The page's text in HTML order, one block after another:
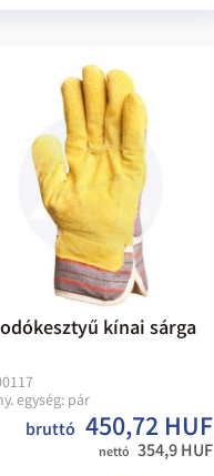
kínai sárga
egység: pár
bruttó 450,72 HUF
nettó 354,9 HUF